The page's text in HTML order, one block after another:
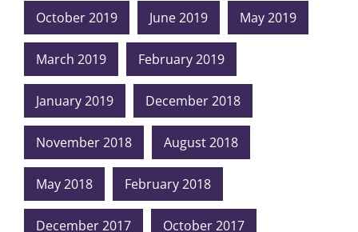
October 2019 June 2019 May 2019
March 2019 February 2019
January 2019 December 2018
November 2018 August 2018
May 2018 February 2018
December 2017 October 2017